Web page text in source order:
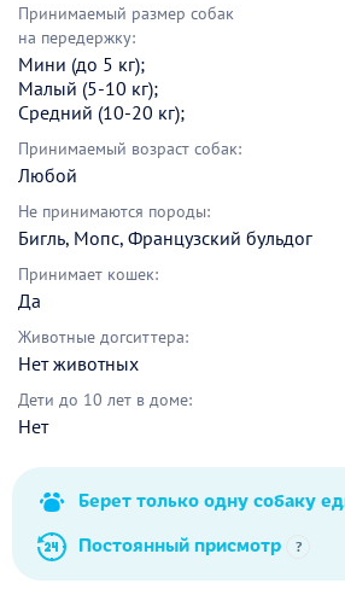
Принимаемый размер собак
на передержку:
Мини (до 5 кг);
Малый (5-10 кг);
Средний (10-20 кг);
Принимаемый возраст собак:
Любой
Не принимаются породы:
Бигль, Мопс, Французский бульдог
Принимает кошек:
Да
Животные догситтера:
Нет животных
Дети до 10 лет в доме:
Нет
Берет только одну собаку
Постоянный присмотр
?